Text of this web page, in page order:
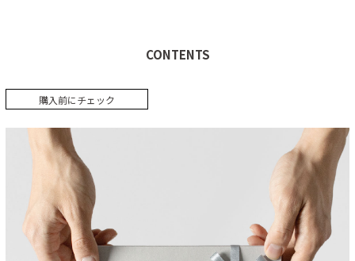
CONTENTS
購入前にチェック